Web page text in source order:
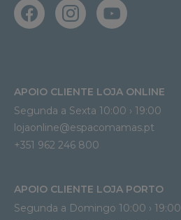
APOIO CLIENTE LOJA ONLINE
Segunda a Sexta 10:00 › 19:00
lojaonline@espacomamas.pt
+351 962 246 800
APOIO CLIENTE LOJA PORTO
Segunda a Domingo 10:00 › 19:00